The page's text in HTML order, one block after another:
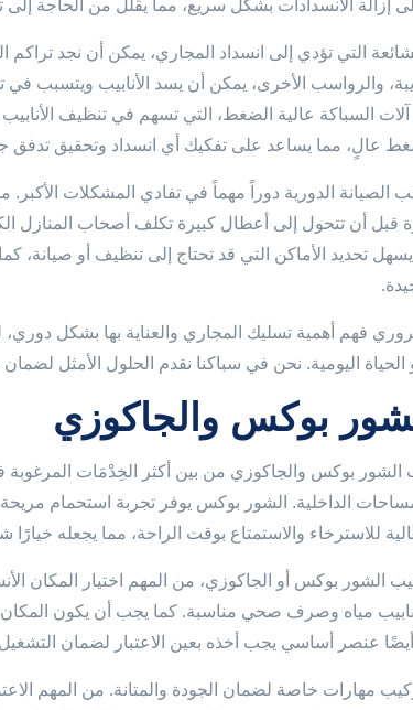
إزالة الانسدادات بشكل سريع، مما يقلل من الحاجة
التي تؤدي إلى انسداد المجاري، يمكن أن نجد
والرواسب الأخرى، يمكن أن يسد الأنابيب ويتسبب في
آلات السباكة عالية الضغط، التي تسهم في تنظيف
عالٍ، مما يساعد على تفكيك أي انسداد وتحقيق تدفق
الصيانة الدورية دوراً مهماً في تفادي المشكلات
أن تتحول إلى أعطال كبيرة تكلف أصحاب المنازل
تحديد الأماكن التي قد تحتاج إلى تنظيف أو صيانة،
فهم أهمية تسليك المجاري والعناية بها بشكل
اليومية. نحن في سباكنا نقدم الحلول الأمثل لضمان
بوكس والجاكوزي
الشور بوكس والجاكوزي من بين أكثر الخِدْمَات
الداخلية. الشور بوكس يوفر تجربة استحمام
للاسترخاء والاستمتاع بوقت الراحة، مما يجعله خيارًا
الشور بوكس أو الجاكوزي، من المهم اختيار المكان
مياه وصرف صحي مناسبة. كما يجب أن يكون
أيضًا عنصر أساسي يجب أخذه بعين الاعتبار لضمان
مهارات خاصة لضمان الجودة والمتانة. من المهم